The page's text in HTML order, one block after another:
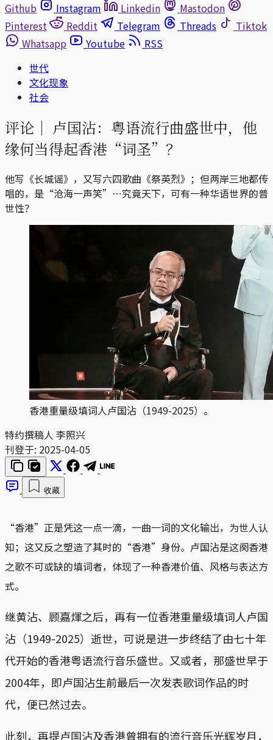
Github
Instagram Linkedin
Mastodon
Pinterest
Reddit Telegram Threads
Tiktok
Whatsapp
Youtube
RSS
世代
文化现象
社会
评论｜ 卢国沾：粤语流行曲盛世中，他
缘何当得起香港“词圣”？
他写《长城谣》，又写六四歌曲《祭英烈》；但两岸三地都传
唱的，是“沧海一声笑”⋯究竟天下，可有一种华语世界的普
世性？
香港重量级填词人卢国沾（1949-2025）。
特约撰稿人 李照兴
刊登于: 2025-04-05
收藏
“香港”正是凭这一点一滴，一曲一词的文化输出，为世人认
知；这又反之塑造了其时的“香港”身份。卢国沾是这阕香港
之歌不可或缺的填词者，体现了一种香港价值、风格与表达方
式。
继黄沾、顾嘉煇之后，再有一位香港重量级填词人卢国
沾（1949-2025）逝世，可说是进一步终结了由七十年
代开始的香港粤语流行音乐盛世。又或者，那盛世早于
2004年，即卢国沾生前最后一次发表歌词作品的时
代，便已然过去。
此刻，再提卢国沾及香港曾拥有的流行音乐光辉岁月，